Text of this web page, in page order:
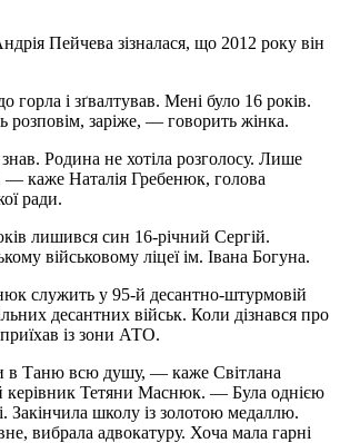
Пейчева зізналася, що 2012 року він
і зґвалтував. Мені було 16 років.
розповім, заріже, — говорить жінка.
Родина не хотіла розголосу. Лише
— каже Наталія Гребенюк, голова
ради.
лишився син 16-річний Сергій.
військовому ліцеї ім. Івана Богуна.
служить у 95-й ­де­­сант­но-штурмовій
десантних військ. Коли дізнався про
із зони АТО.
в Таню всю душу, — каже Світлана
керівник Тетяни Маснюк. — Була однією
Закінчила школу із золотою медаллю.
вибрала адвокатуру. Хоча мала гарні